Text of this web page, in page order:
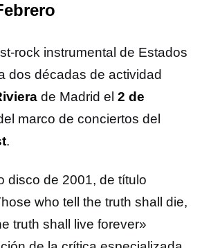
rock instrumental de Estados
dos décadas de actividad
de Madrid el 2 de
marco de conciertos del
.
disco de 2001, de título
who tell the truth shall die,
truth shall live forever»